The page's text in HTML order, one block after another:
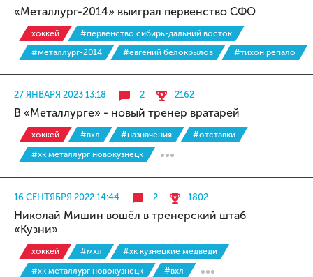
«Металлург-2014» выиграл первенство СФО
хоккей
#первенство сибирь-дальний восток
#металлург-2014
#евгений белокрылов #тихон репало
27 ЯНВАРЯ 2023 13:18 2 2162
В «Металлурге» - новый тренер вратарей
хоккей #вхл #назначения
#отставки
#хк металлург новокузнецк
16 СЕНТЯБРЯ 2022 14:44 2 1802
Николай Мишин вошёл в тренерский штаб
«Кузни»
хоккей #мхл
#хк кузнецкие медведи
#хк металлург новокузнецк
#вхл